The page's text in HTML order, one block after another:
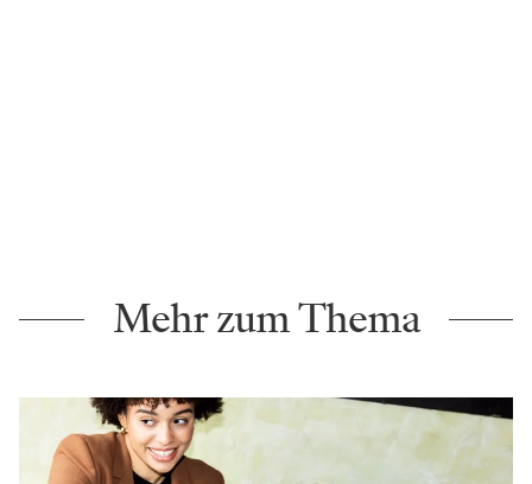
Mehr zum Thema